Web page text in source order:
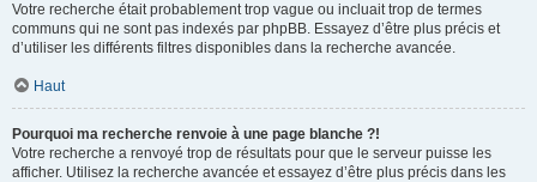
Votre recherche était probablement trop vague ou incluait trop de termes
communs qui ne sont pas indexés par phpBB. Essayez d’être plus précis et
d’utiliser les différents filtres disponibles dans la recherche avancée.
Haut
Pourquoi ma recherche renvoie à une page blanche ?!
Votre recherche a renvoyé trop de résultats pour que le serveur puisse les
afficher. Utilisez la recherche avancée et essayez d’être plus précis dans les